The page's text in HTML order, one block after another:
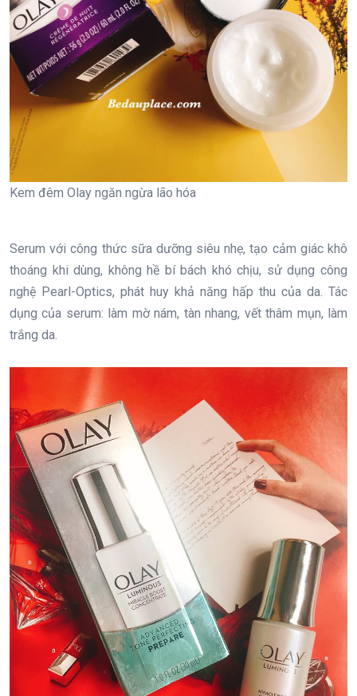
Kem đêm Olay ngăn ngừa lão hóa
Serum với công thức sữa dưỡng siêu nhẹ, tạo cảm giác khô
thoáng khi dùng, không hề bí bách khó chịu, sử dụng công
nghệ Pearl-Optics, phát huy khả năng hấp thu của da. Tác
dụng của serum: làm mờ nám, tàn nhang, vết thâm mụn, làm
trắng da.